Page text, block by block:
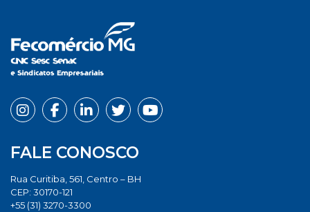
FALE CONOSCO
Rua Curitiba, 561, Centro – BH
CEP: 30170-121
+55 (31) 3270-3300